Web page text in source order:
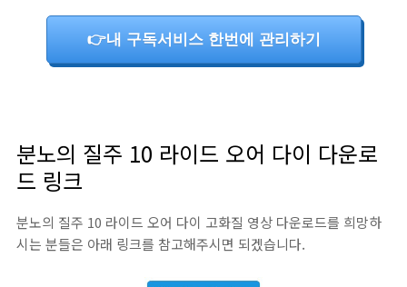
👉내 구독서비스 한번에 관리하기
분노의 질주 10 라이드 오어 다이 다운로
드 링크
분노의 질주 10 라이드 오어 다이 고화질 영상 다운로드를 희망하
시는 분들은 아래 링크를 참고해주시면 되겠습니다.